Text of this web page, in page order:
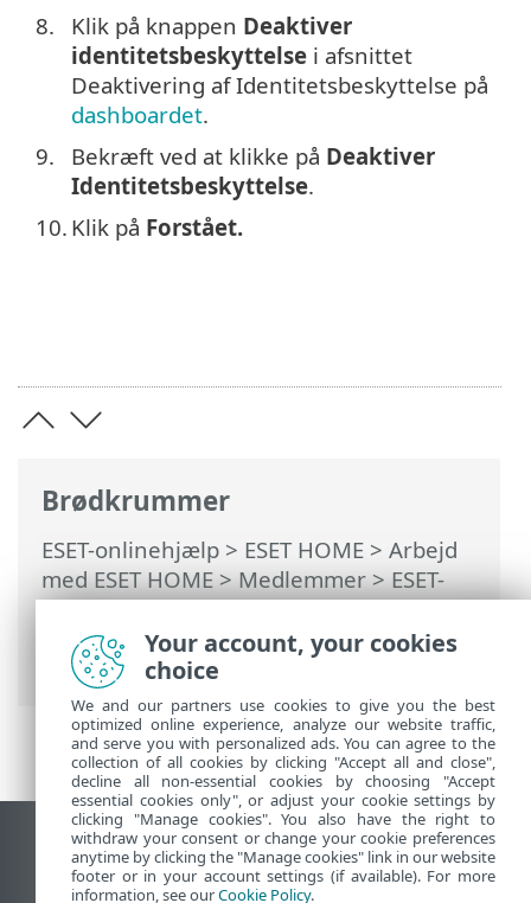
Brødkrummer
ESET-onlinehjælp > ESET HOME > Arbejd
med ESET HOME>Medlemmer>ESET-
funktioner, der er tildelt medlem>ESET
Identitetsbeskyttelse> Deaktivering af
Identitetsbeskyttelse
8.
Klik på knappen Deaktiver
identitetsbeskyttelse i afsnittet
Deaktivering af Identitetsbeskyttelse på
dashboardet.
9.
Bekræft ved at klikke på Deaktiver
Identitetsbeskyttelse.
10. Klik på Forstået.
Vis computerwebsted
End of Life
Your account, your cookies
choice
We and our partners use cookies to give you the best
optimized online experience, analyze our website traffic,
and serve you with personalized ads. You can agree to the
collection of all cookies by clicking "Accept all and close",
decline all non-essential cookies by choosing "Accept
essential cookies only", or adjust your cookie settings by
clicking "Manage cookies". You also have the right to
withdraw your consent or change your cookie preferences
anytime by clicking the "Manage cookies" link in our website
footer or in your account settings (if available). For more
information, see ourCookie Policy.